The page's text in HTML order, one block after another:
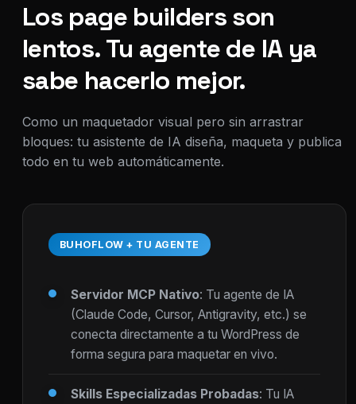
Los page builders son
lentos. Tu agente de IA ya
sabe hacerlo mejor.
Como un maquetador visual pero sin arrastrar
bloques: tu asistente de IA diseña, maqueta y publica
todo en tu web automáticamente.
BUHOFLOW + TU AGENTE
Servidor MCP Nativo: Tu agente de IA
(Claude Code, Cursor, Antigravity, etc.) se
conecta directamente a tu WordPress de
forma segura para maquetar en vivo.
Skills Especializadas Probadas: Tu IA